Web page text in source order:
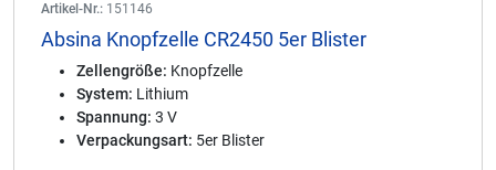
Artikel-Nr.: 151146
Absina Knopfzelle CR2450 5er Blister
Zellengröße: Knopfzelle
System: Lithium
Spannung: 3 V
Verpackungsart: 5er Blister